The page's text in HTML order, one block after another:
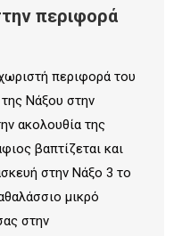
περιφορά
περιφορά του
Νάξου στην
ακολουθία της
βαπτίζεται και
στην Νάξο 3 το
μικρό
στην